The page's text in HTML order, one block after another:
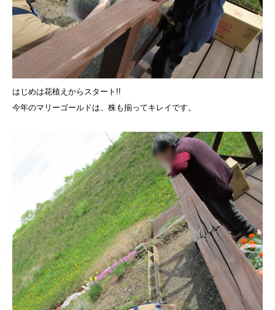
はじめは花植えからスタート!!
今年のマリーゴールドは、株も揃ってキレイです。